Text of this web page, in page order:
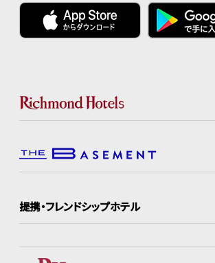
提携・フレンドシップホテル